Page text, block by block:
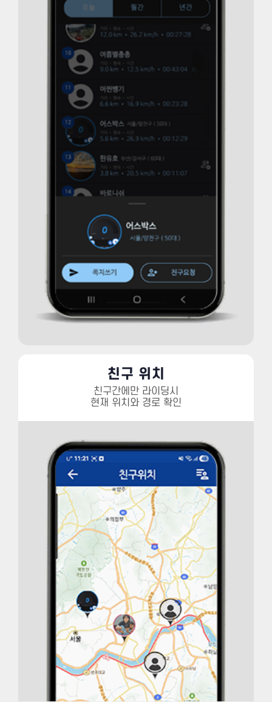
친구 위치
친구간에만 라이딩시
현재 위치와 경로 확인